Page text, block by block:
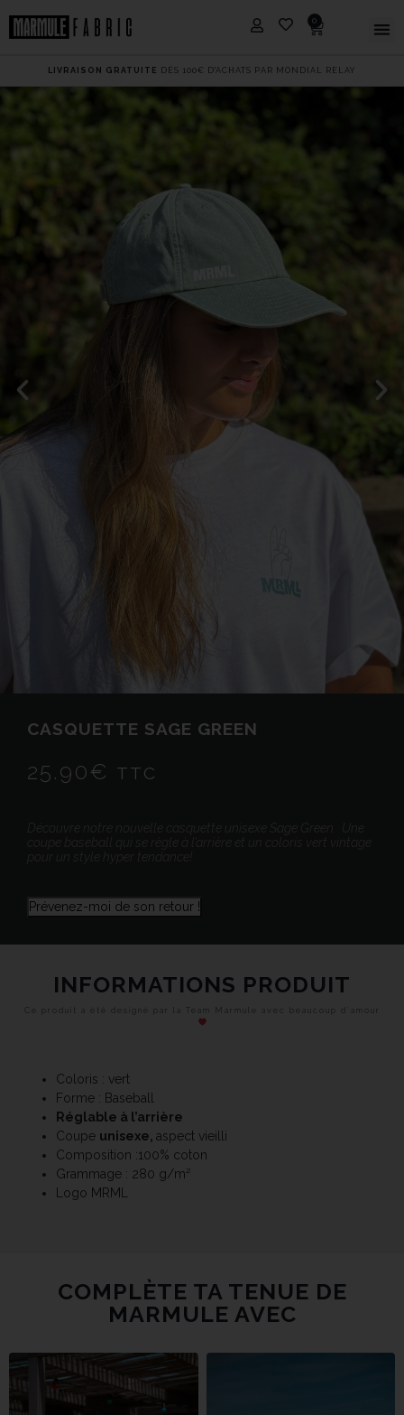
0
LIVRAISON GRATUITE DÈS 100€ D'ACHATS PAR MONDIAL RELAY
CASQUETTE SAGE GREEN
25.90€ TTC
Prévenez-moi de son retour !
INFORMATIONS PRODUIT
Ce produit a été designé par la Team Marmule avec beaucoup d’amour
Coloris : vert
Forme : Baseball
Réglable à l’arrière
Coupe unisexe,aspect vieilli
Composition :100% coton
Grammage : 280 g/m²
Logo MRML
COMPLÈTE TA TENUE DE
MARMULE AVEC